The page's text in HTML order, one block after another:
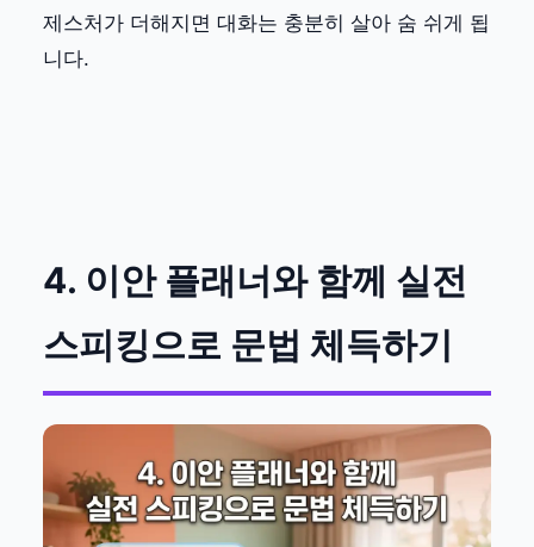
제스처가 더해지면 대화는 충분히 살아 숨 쉬게 됩
니다.
4. 이안 플래너와 함께 실전
스피킹으로 문법 체득하기